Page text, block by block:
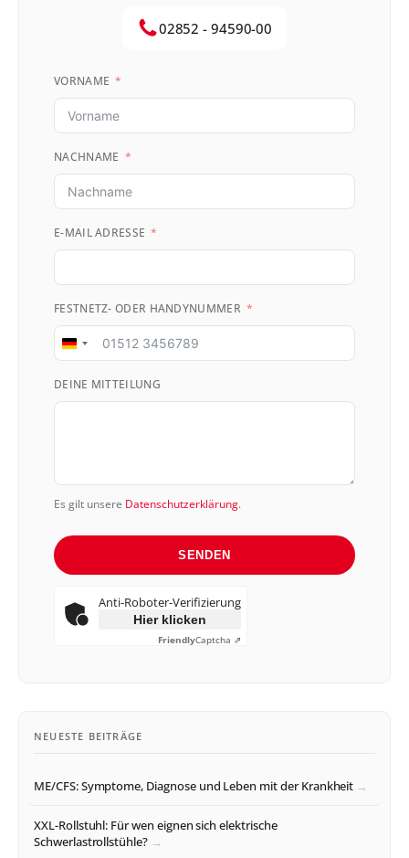
02852 - 94590-00
VORNAME
NACHNAME
E-MAIL ADRESSE
FESTNETZ- ODER HANDYNUMMER
Germany
DEINE MITTEILUNG
Es gilt unsere Datenschutzerklärung.
SENDEN
Anti-Roboter-Verifizierung
Hier klicken
FriendlyCaptcha ⇗
NEUESTE BEITRÄGE
ME/CFS: Symptome, Diagnose und Leben mit der Krankheit
XXL-Rollstuhl: Für wen eignen sich elektrische
Schwerlastrollstühle?